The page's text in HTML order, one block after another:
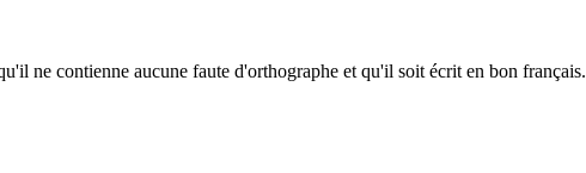
ne contienne aucune faute d'orthographe et qu'il soit écrit en bon français.